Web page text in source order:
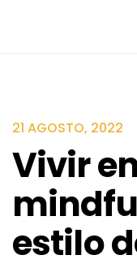
21 AGOSTO, 2022
Vivir
estilo